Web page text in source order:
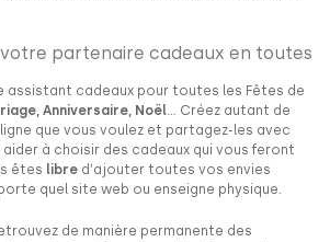
votre partenaire cadeaux en toutes
assistant cadeaux pour toutes les Fêtes de
Anniversaire, Noël… Créez autant de
que vous voulez et partagez-les avec
à choisir des cadeaux qui vous feront
êtes libre d’ajouter toutes vos envies
quel site web ou enseigne physique.
de manière permanente des